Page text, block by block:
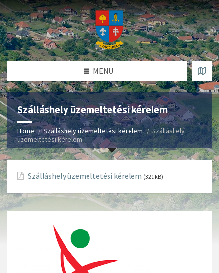
MENU
Szálláshely üzemeltetési kérelem
Home Szálláshely üzemeltetési kérelem
Szálláshely
üzemeltetési kérelem
Szálláshely üzemeltetési kérelem (321 kB)